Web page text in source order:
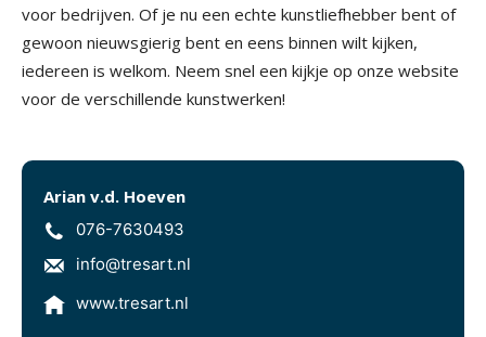
voor bedrijven. Of je nu een echte kunstliefhebber bent of
gewoon nieuwsgierig bent en eens binnen wilt kijken,
iedereen is welkom. Neem snel een kijkje op onze website
voor de verschillende kunstwerken!
Arian v.d. Hoeven
076-7630493
info@tresart.nl
www.tresart.nl